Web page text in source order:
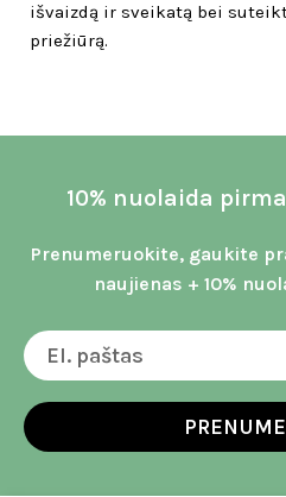
išvaizdą ir sveikatą bei
priežiūrą.
10% nuolaida
Prenumeruokite, gaukite
naujienas + 10%